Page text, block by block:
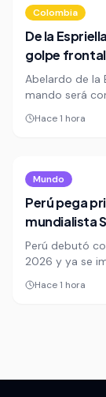
Colombia
De la
golpe
Abelardo de la
mando será
las ciudades:
formalizaría
Hace 1 hora
Mundo
Perú pega
mundialista
Perú debutó
2026 y ya se
el segundo
una ventaja
Hace 1 hora